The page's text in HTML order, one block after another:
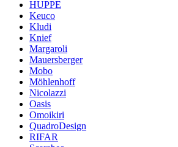
HUPPE
Keuco
Kludi
Knief
Margaroli
Mauersberger
Mobo
Möhlenhoff
Nicolazzi
Oasis
Omoikiri
QuadroDesign
RIFAR